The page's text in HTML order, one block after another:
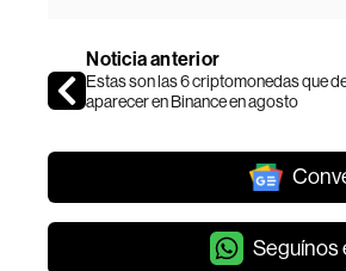
Noticia anterior
Estas son las 6 criptomonedas que
aparecer en Binance en agosto
Seguínos